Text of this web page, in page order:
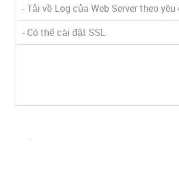
- Tải về Log của Web Server theo yêu
- Có thể cài đặt SSL